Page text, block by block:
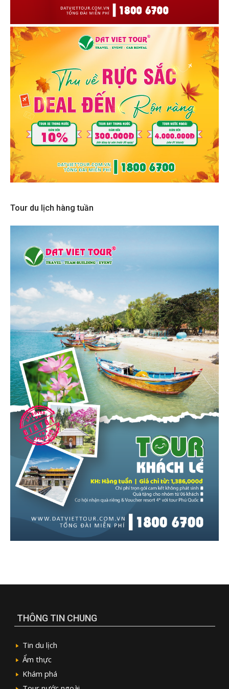
Tour du lịch hàng tuần
THÔNG TIN CHUNG
Tin du lịch
Ẩm thực
Khám phá